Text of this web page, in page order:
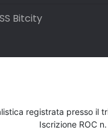
Bitcity
registrata presso il
Iscrizione ROC